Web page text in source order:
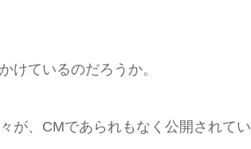
けているのだろうか。
が、CMであられもなく公開されてい